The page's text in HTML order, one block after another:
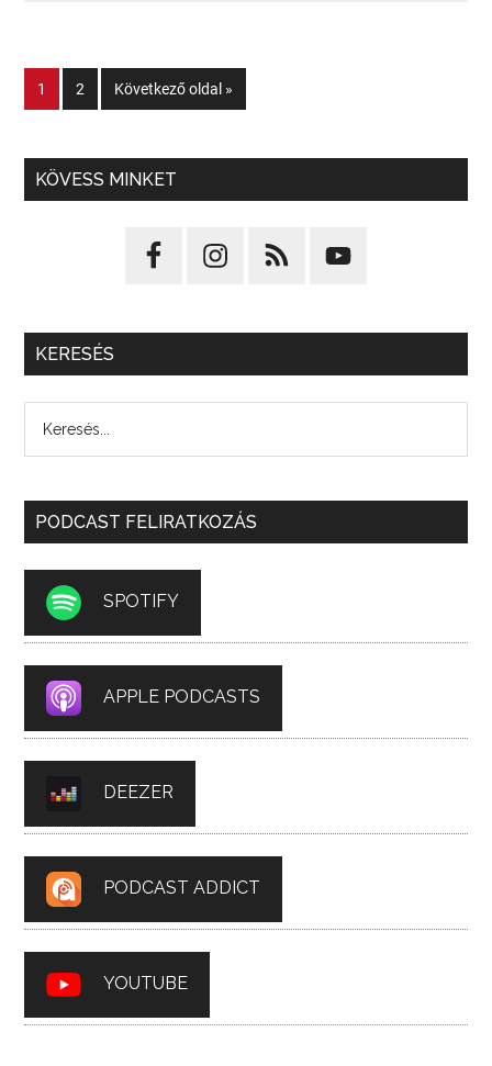
1 2 Következő oldal »
KÖVESS MINKET
KERESÉS
PODCAST FELIRATKOZÁS
SPOTIFY
APPLE PODCASTS
DEEZER
PODCAST ADDICT
YOUTUBE